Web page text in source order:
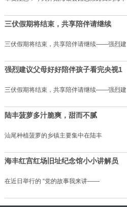
三伏假期将结束，共享陪伴请继续
三伏假期将结束，共享陪伴请继续——强烈建
强烈建议父母好好陪伴孩子看完央视1
三伏假期将结束，共享陪伴请继续——强烈建
陆丰菠萝多汁脆爽，甜而不腻
汕尾种植菠萝的乡镇主要集中在陆丰
海丰红宫红场旧址纪念馆小小讲解员
在近日举行的 “党的故事我来讲——